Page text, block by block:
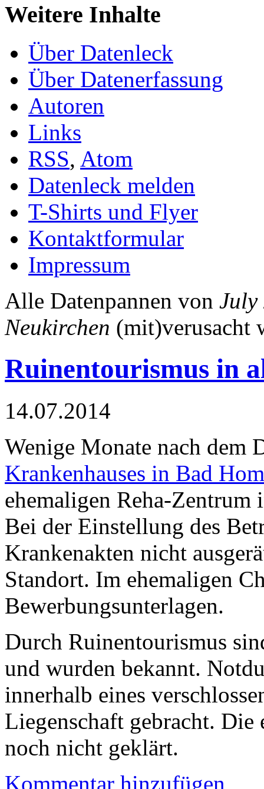
Weitere Inhalte
Über Datenleck
Über Datenerfassung
Autoren
Links
RSS, Atom
Datenleck melden
T-Shirts und Flyer
Kontaktformular
Impressum
Alle Datenpannen von July
Neukirchen (mit)verusacht
Ruinentourismus in
14.07.2014
Wenige Monate nach dem
Krankenhauses in Bad
ehemaligen Reha-
Bei der Einstellung des
Krankenakten nicht
Standort. Im ehemaligen
Bewerbungsunterlagen.
Durch Ruinentourismus
und wurden bekannt.
innerhalb eines
Liegenschaft gebracht.
noch nicht geklärt.
Kommentar hinzufügen